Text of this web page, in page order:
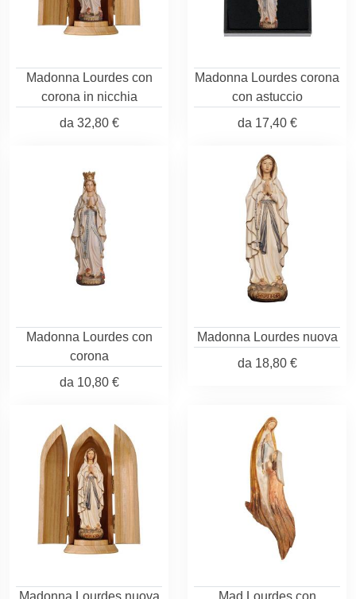
Madonna Lourdes con
corona in nicchia
da 32,80 €
Madonna Lourdes corona
con astuccio
da 17,40 €
Madonna Lourdes con
corona
da 10,80 €
Madonna Lourdes nuova
da 18,80 €
Madonna Lourdes nuova
Mad.Lourdes con